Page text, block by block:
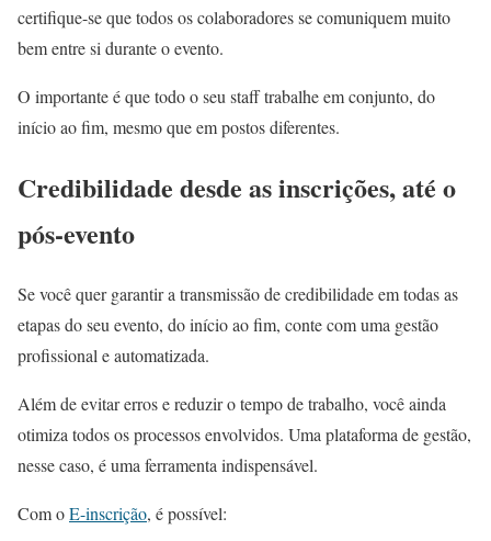
certifique-se que todos os colaboradores se comuniquem muito
bem entre si durante o evento.
O importante é que todo o seu staff trabalhe em conjunto, do
início ao fim, mesmo que em postos diferentes.
Credibilidade desde as inscrições, até o
pós-evento
Se você quer garantir a transmissão de credibilidade em todas as
etapas do seu evento, do início ao fim, conte com uma gestão
profissional e automatizada.
Além de evitar erros e reduzir o tempo de trabalho, você ainda
otimiza todos os processos envolvidos. Uma plataforma de gestão,
nesse caso, é uma ferramenta indispensável.
Com oE-inscrição, é possível: